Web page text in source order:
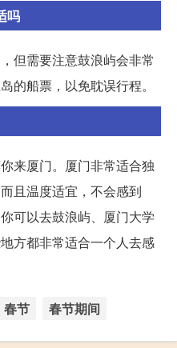
吗
但需要注意鼓浪屿会非常
的船票，以免耽误行程。
来厦门。厦门非常适合独
且温度适宜，不会感到
可以去鼓浪屿、厦门大学
方都非常适合一个人去感
春节 春节期间